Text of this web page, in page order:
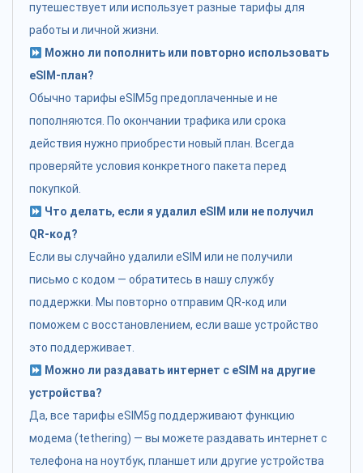
путешествует или использует разные тарифы для
работы и личной жизни.
Можно ли пополнить или повторно использовать
eSIM-план?
Обычно тарифы eSIM5g предоплаченные и не
пополняются. По окончании трафика или срока
действия нужно приобрести новый план. Всегда
проверяйте условия конкретного пакета перед
покупкой.
Что делать, если я удалил eSIM или не получил
QR-код?
Если вы случайно удалили eSIM или не получили
письмо с кодом — обратитесь в нашу службу
поддержки. Мы повторно отправим QR-код или
поможем с восстановлением, если ваше устройство
это поддерживает.
Можно ли раздавать интернет с eSIM на другие
устройства?
Да, все тарифы eSIM5g поддерживают функцию
модема (tethering) — вы можете раздавать интернет с
телефона на ноутбук, планшет или другие устройства